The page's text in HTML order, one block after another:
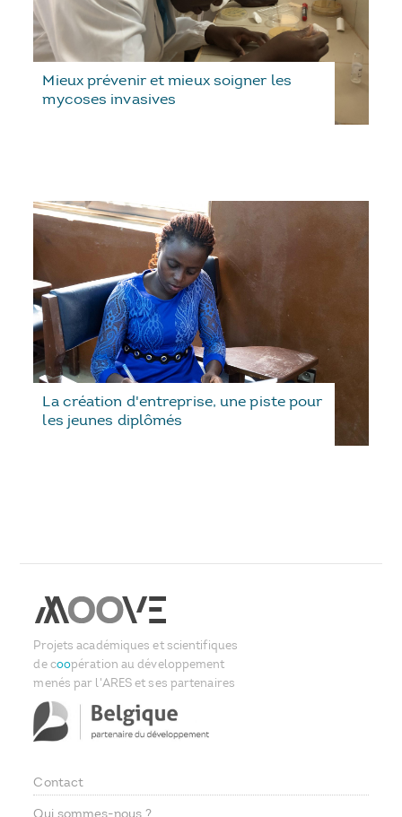
Mieux prévenir et mieux soigner les
mycoses invasives
La création d'entreprise, une piste pour
les jeunes diplômés
Projets académiques et scientifiques
de coopération au développement
menés par l'ARES et ses partenaires
Contact
Qui sommes-nous ?